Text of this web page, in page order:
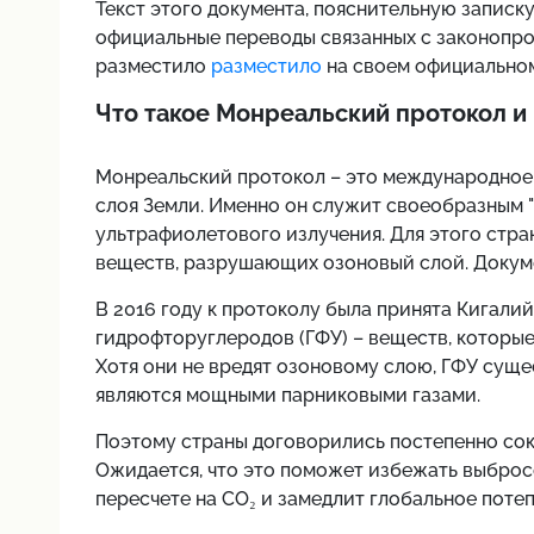
Текст этого документа, пояснительную
официальные переводы связанных с
разместило разместило на своем
Что такое Монреальский протокол
Монреальский протокол – это
слоя Земли. Именно он служит своеобразным
ультрафиолетового излучения. Для этого
веществ, разрушающих озоновый слой.
В 2016 году к протоколу была принята
гидрофторуглеродов (ГФУ) – веществ,
Хотя они не вредят озоновому слою, ГФУ
являются мощными парниковыми газами.
Поэтому страны договорились постепенно
Ожидается, что это поможет избежать
пересчете на CO₂ и замедлит глобальное